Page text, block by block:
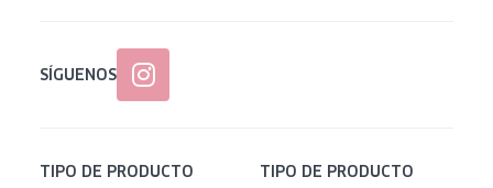
SÍGUENOS
TIPO DE PRODUCTO TIPO DE PRODUCTO